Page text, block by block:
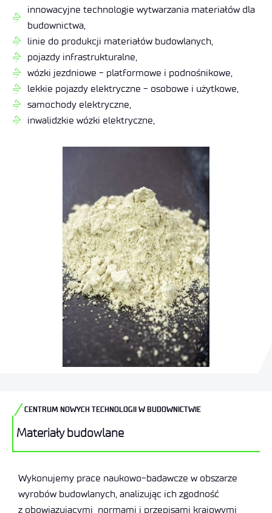
innowacyjne technologie wytwarzania materiałów dla
budownictwa,
linie do produkcji materiałów budowlanych,
pojazdy infrastrukturalne,
wózki jezdniowe - platformowe i podnośnikowe,
lekkie pojazdy elektryczne - osobowe i użytkowe,
samochody elektryczne,
inwalidzkie wózki elektryczne,
CENTRUM NOWYCH TECHNOLOGII W BUDOWNICTWIE
Materiały budowlane
Wykonujemy prace naukowo-badawcze w obszarze
wyrobów budowlanych, analizując ich zgodność
z obowiązującymi normami i przepisami krajowymi